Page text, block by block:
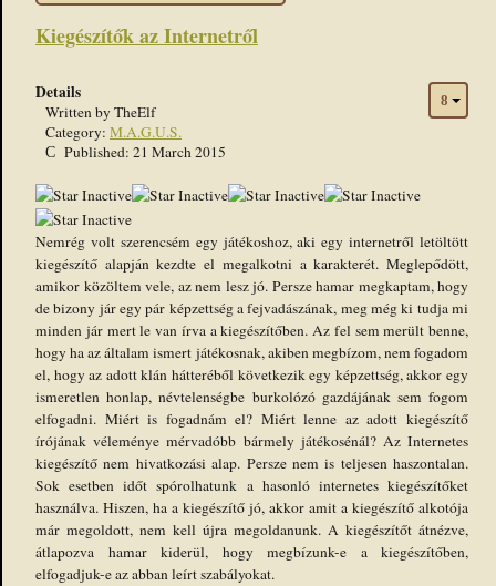
Kiegészítők az Internetről
Details
Written byTheElf
Category: M.A.G.U.S.
Published: 21 March 2015
Nemrég volt szerencsém egy játékoshoz, aki egy internetről letöltött
kiegészítő alapján kezdte el megalkotni a karakterét. Meglepődött,
amikor közöltem vele, az nem lesz jó. Persze hamar megkaptam, hogy
de bizony jár egy pár képzettség a fejvadászának, meg még ki tudja mi
minden jár mert le van írva a kiegészítőben. Az fel sem merült benne,
hogy ha az általam ismert játékosnak, akiben megbízom, nem fogadom
el, hogy az adott klán hátteréből következik egy képzettség, akkor egy
ismeretlen honlap, névtelenségbe burkolózó gazdájának sem fogom
elfogadni. Miért is fogadnám el? Miért lenne az adott kiegészítő
írójának véleménye mérvadóbb bármely játékosénál? Az Internetes
kiegészítő nem hivatkozási alap. Persze nem is teljesen haszontalan.
Sok esetben időt spórolhatunk a hasonló internetes kiegészítőket
használva. Hiszen, ha a kiegészítő jó, akkor amit a kiegészítő alkotója
már megoldott, nem kell újra megoldanunk. A kiegészítőt átnézve,
átlapozva hamar kiderül, hogy megbízunk-e a kiegészítőben,
elfogadjuk-e az abban leírt szabályokat.